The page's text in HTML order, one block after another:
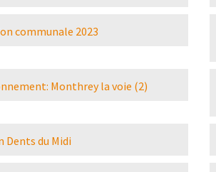
communale 2023
Monthrey la voie (2)
Dents du Midi